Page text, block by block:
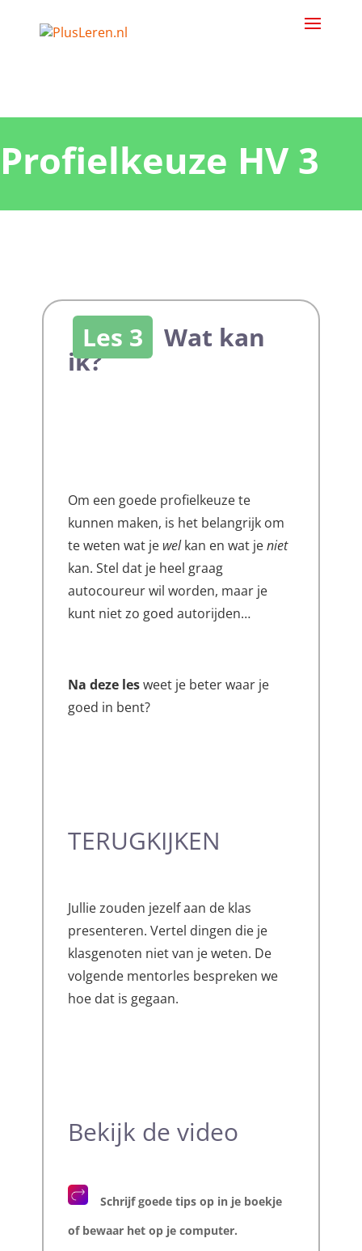
Profielkeuze HV 3
Les 3 Wat kan
ik?
Om een goede profielkeuze te
kunnen maken, is het belangrijk om
te weten wat je welkan en wat jeniet
kan. Stel dat je heel graag
autocoureur wil worden, maar je
kunt niet zo goed autorijden…
Na deze lesweet je beter waar je
goed in bent?
TERUGKIJKEN
Jullie zouden jezelf aan de klas
presenteren. Vertel dingen die je
klasgenoten niet van je weten. De
volgende mentorles bespreken we
hoe dat is gegaan.
Bekijk de video
Schrijf goede tips op in je boekje
of bewaar het op je computer.